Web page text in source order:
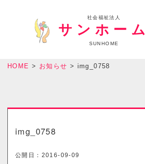
社会福祉法人
サンホーム
SUNHOME
HOME > お知らせ > img_0758
img_0758
公開日： 2016-09-09